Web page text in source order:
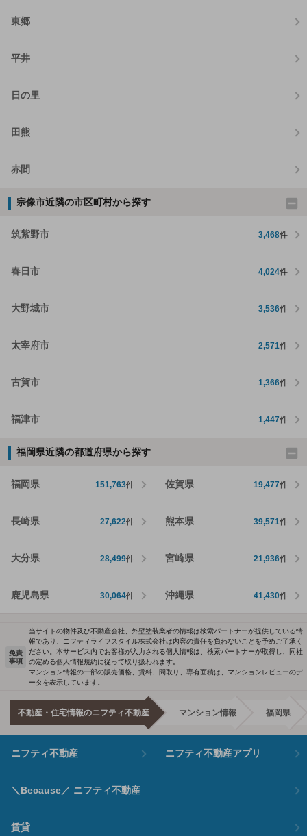
東郷
平井
日の里
田熊
赤間
宗像市近隣の市区町村から探す
筑紫野市 3,468件
春日市 4,024件
大野城市 3,536件
太宰府市 2,571件
古賀市 1,366件
福津市 1,447件
福岡県近隣の都道府県から探す
福岡県 151,763件 佐賀県 19,477件
長崎県 27,622件 熊本県 39,571件
大分県 28,499件 宮崎県 21,936件
鹿児島県 30,064件 沖縄県 41,430件
免責
事項
当サイトの物件及び不動産会社、外壁塗装業者の情報は検索パートナーが提供している情
報であり、ニフティライフスタイル株式会社は内容の責任を負わないことを予めご了承く
ださい。本サービス内でお客様が入力される個人情報は、検索パートナーが取得し、同社
の定める個人情報規約に従って取り扱われます。
マンション情報の一部の販売価格、賃料、間取り、専有面積は、マンションレビューのデ
ータを表示しています。
不動産・住宅情報のニフティ不動産 マンション情報 福岡県
ニフティ不動産 ニフティ不動産アプリ
＼Because／ ニフティ不動産
賃貸